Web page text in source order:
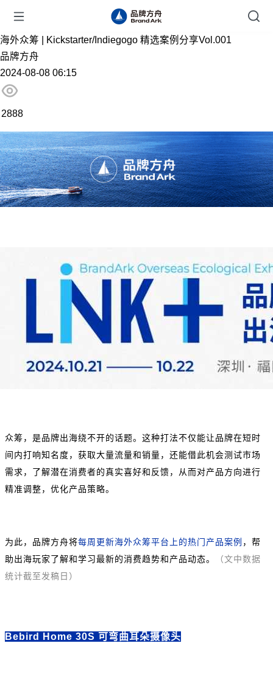
海外众筹 | Kickstarter/Indiegogo 精选案例分享Vol.001
品牌方舟
2024-08-08 06:15
2888
众筹，是品牌出海绕不开的话题。这种打法不仅能让品牌在短时
间内打响知名度，获取大量流量和销量，还能借此机会测试市场
需求，了解潜在消费者的真实喜好和反馈，从而对产品方向进行
精准调整，优化产品策略。
为此，品牌方舟将每周更新海外众筹平台上的热门产品案例 ，帮
助出海玩家了解和学习最新的消费趋势和产品动态。
（文中数据
统计截至发稿日）
Bebird Home 30S 可弯曲耳朵摄像头